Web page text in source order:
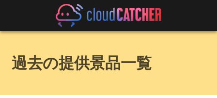
過去の提供景品一覧